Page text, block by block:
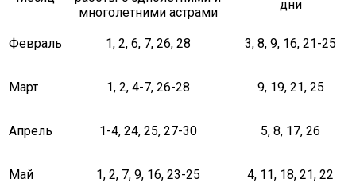
многолетними астрами
дни
Февраль 1, 2, 6, 7, 26, 28 3, 8, 9, 16, 21-25
Март 1, 2, 4-7, 26-28 9, 19, 21, 25
Апрель 1-4, 24, 25, 27-30 5, 8, 17, 26
Май 1, 2, 7, 9, 16, 23-25 4, 11, 18, 21, 22